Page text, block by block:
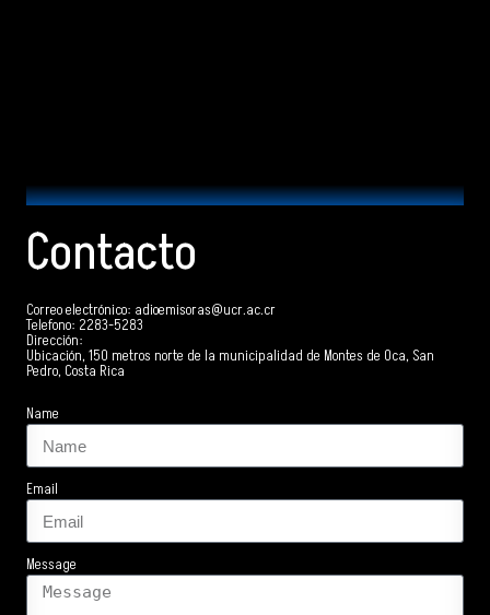
Contacto
Correo electrónico: adioemisoras@ucr.ac.cr
Telefono: 2283-5283
Dirección:
Ubicación, 150 metros norte de la municipalidad de Montes de Oca, San
Pedro, Costa Rica
Name
Email
Message